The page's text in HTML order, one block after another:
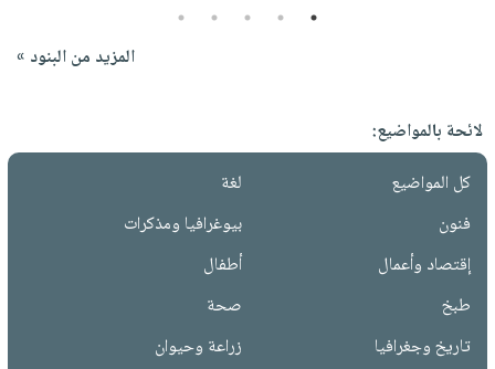
1
2
3
4
5
المزيد من البنود »
لائحة بالمواضيع:
كل المواضيع
لغة
فنون
بيوغرافيا ومذكرات
إقتصاد وأعمال
أطفال
طبخ
صحة
تاريخ وجغرافيا
زراعة وحيوان